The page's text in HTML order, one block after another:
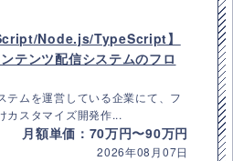
Node.js/TypeScript】
テンツ配信システムのフロ
テムを運営している企業にて、フ
カスタマイズ開発作...
月額単価：70万円〜90万円
2026年08月07日